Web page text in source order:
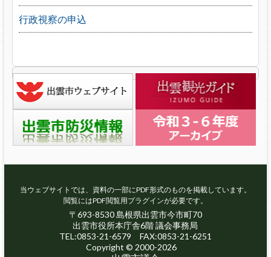
行政視察の申込
当ウェブサイトでは、資料の一部にPDF形式のものを掲載しています。
閲覧にはPDF閲覧用プラグインが必要です。
〒693-8530 島根県出雲市今市町70
出雲市役所本庁舎6階 議会事務局
TEL:0853-21-6579 FAX:0853-21-6251
Copyright © 2000-2026